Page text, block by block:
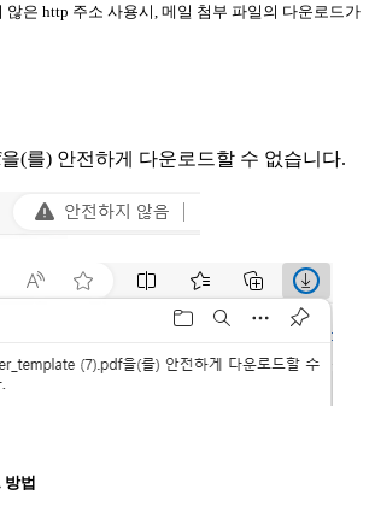
않은 http 주소 사용시, 메일 첨부 파일의 다운로드가
(를) 안전하게 다운로드할 수 없습니다.
법